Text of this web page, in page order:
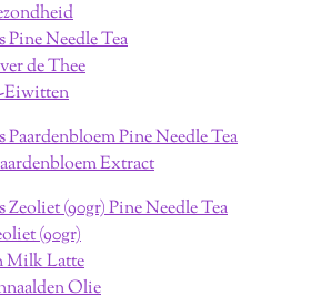
Needle Tea
de Thee
Eiwitten
Pine Needle Tea
Extract
(90gr) Pine Needle Tea
(90gr)
Milk Latte
Olie